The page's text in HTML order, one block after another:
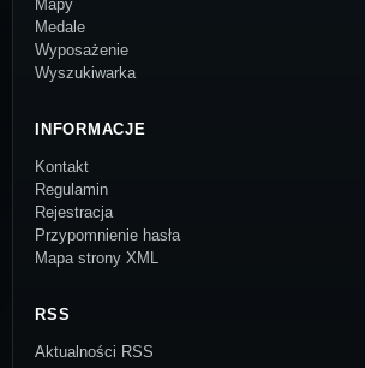
Mapy
Medale
Wyposażenie
Wyszukiwarka
INFORMACJE
Kontakt
Regulamin
Rejestracja
Przypomnienie hasła
Mapa strony XML
RSS
Aktualności RSS